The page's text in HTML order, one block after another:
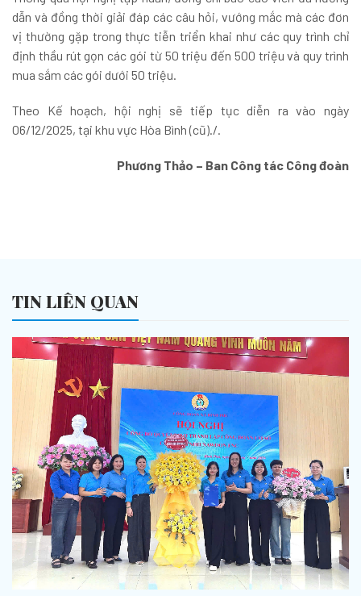
dẫn và đồng thời giải đáp các câu hỏi, vướng mắc mà các đơn
vị thường gặp trong thực tiễn triển khai như các quy trình chỉ
định thầu rút gọn các gói từ 50 triệu đến 500 triệu và quy trình
mua sắm các gói dưới 50 triệu.
Theo Kế hoạch, hội nghị sẽ tiếp tục diễn ra vào ngày
06/12/2025, tại khu vực Hòa Bình (cũ)./.
Phương Thảo – Ban Công tác Công đoàn
TIN LIÊN QUAN